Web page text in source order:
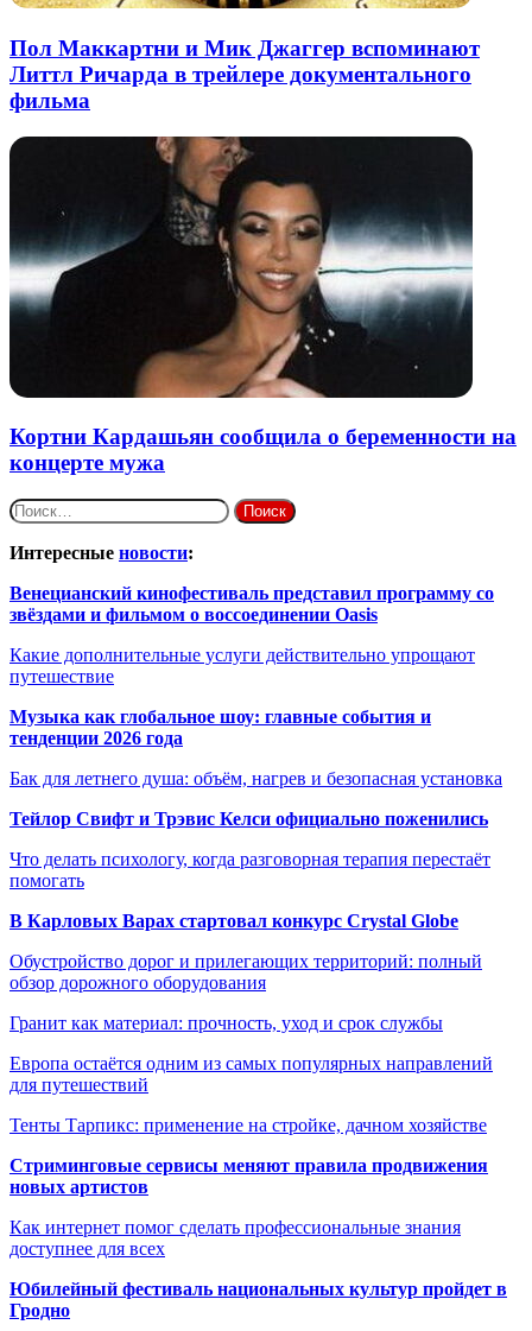
Пол Маккартни и Мик Джаггер вспоминают
Литтл Ричарда в трейлере документального
фильма
Кортни Кардашьян сообщила о беременности на
концерте мужа
Найти:
Интересные новости:
Венецианский кинофестиваль представил программу со
звёздами и фильмом о воссоединении Oasis
Какие дополнительные услуги действительно упрощают
путешествие
Музыка как глобальное шоу: главные события и
тенденции 2026 года
Бак для летнего душа: объём, нагрев и безопасная установка
Тейлор Свифт и Трэвис Келси официально поженились
Что делать психологу, когда разговорная терапия перестаёт
помогать
В Карловых Варах стартовал конкурс Crystal Globe
Обустройство дорог и прилегающих территорий: полный
обзор дорожного оборудования
Гранит как материал: прочность, уход и срок службы
Европа остаётся одним из самых популярных направлений
для путешествий
Тенты Тарпикс: применение на стройке, дачном хозяйстве
Стриминговые сервисы меняют правила продвижения
новых артистов
Как интернет помог сделать профессиональные знания
доступнее для всех
Юбилейный фестиваль национальных культур пройдет в
Гродно